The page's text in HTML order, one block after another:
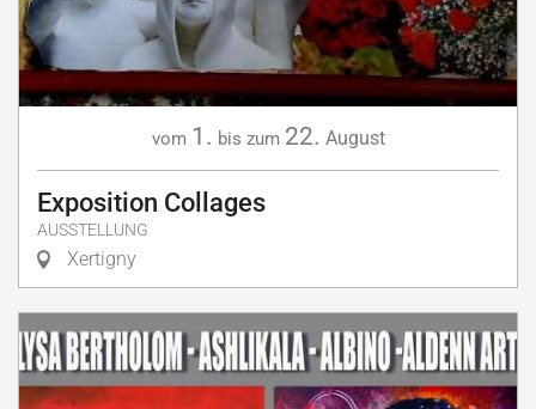
vom 1. bis zum 22. August
Exposition Collages
AUSSTELLUNG
Xertigny